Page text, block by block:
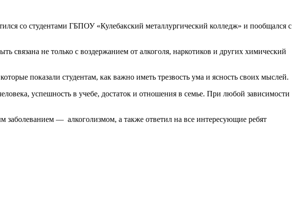
со студентами ГБПОУ «Кулебакский металлургический колледж» и пообщался с
связана не только с воздержанием от алкоголя, наркотиков и других химический
показали студентам, как важно иметь трезвость ума и ясность своих мыслей.
успешность в учебе, достаток и отношения в семье. При любой зависимости
заболеванием — алкоголизмом, а также ответил на все интересующие ребят